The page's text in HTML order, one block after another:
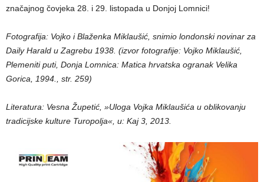
značajnog čovjeka 28. i 29. listopada u Donjoj Lomnici!
Fotografija: Vojko i Blaženka Miklaušić, snimio londonski novinar za
Daily Harald u Zagrebu 1938. (izvor fotografije: Vojko Miklaušić,
Plemeniti puti, Donja Lomnica: Matica hrvatska ogranak Velika
Gorica, 1994., str. 259)
Literatura: Vesna Župetić, »Uloga Vojka Miklaušića u oblikovanju
tradicijske kulture Turopolja«, u: Kaj 3, 2013.